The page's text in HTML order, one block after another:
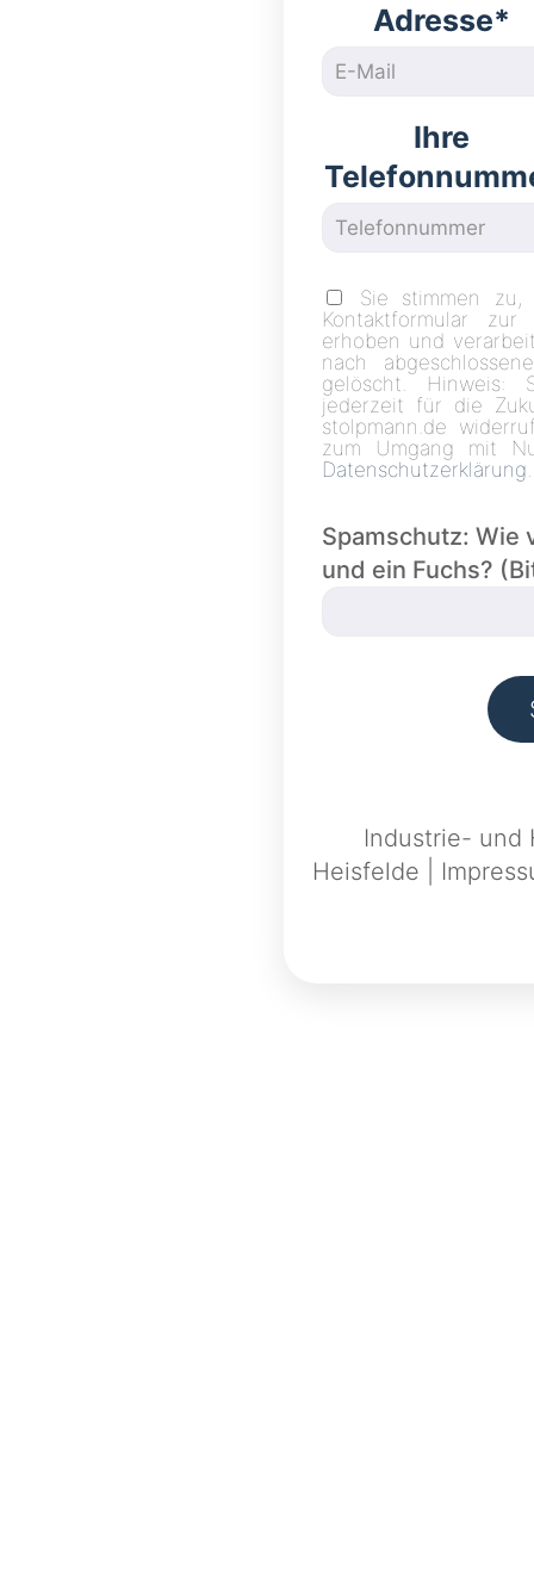
Adresse*
Ihre
Sie stimmen zu,
Kontaktformular
erhoben und
nach
gelöscht. Hinweis:
jederzeit für die
stolpmann.de
zum Umgang mit
Datenschutzerklärung
Spamschutz: Wie
und ein Fuchs?
Industrie- und
Heisfelde